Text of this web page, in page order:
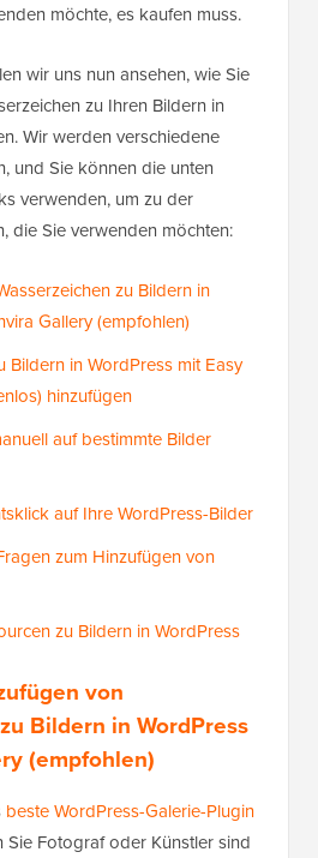
möchte, es kaufen muss.
wir uns nun ansehen, wie Sie
zu Ihren Bildern in
Wir werden verschiedene
und Sie können die unten
verwenden, um zu der
die Sie verwenden möchten:
zu Bildern in
Gallery (empfohlen)
Bildern in WordPress mit Easy
hinzufügen
auf bestimmte Bilder
auf Ihre WordPress-Bilder
zum Hinzufügen von
zu Bildern in WordPress
von
Bildern in WordPress
(empfohlen)
beste WordPress-Galerie-Plugin
Sie Fotograf oder Künstler sind